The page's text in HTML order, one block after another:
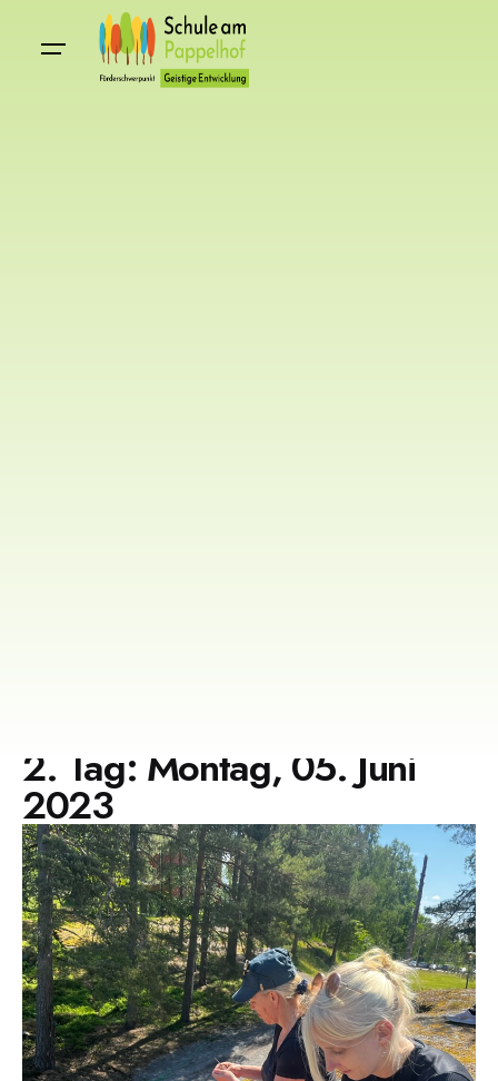
2. Tag: Montag, 05. Juni
2023